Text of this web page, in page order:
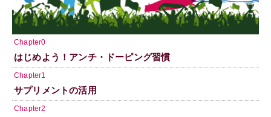
Chapter0
はじめよう！アンチ・ドーピング習慣
Chapter1
サプリメントの活用
Chapter2